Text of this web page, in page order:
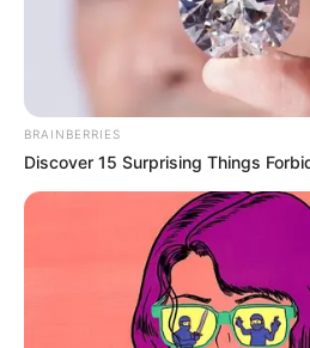
17 Rare Churches
BRAINBERRIES
Discover 15 Surprising Things